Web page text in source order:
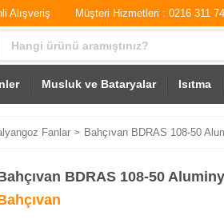
Alışveriş Müşteri Hizmetleri : 0216 311
Musluk ve Bataryalar Isıtma
Fanlar Bahçıvan BDRAS 108-50
BDRAS 108-50